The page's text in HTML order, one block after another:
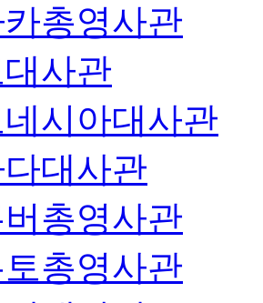
총영사관
사관
시아대사관
대사관
총영사관
총영사관